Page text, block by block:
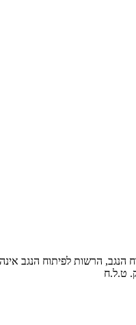
הנגב, הרשות לפיתוח הנגב
ט.ל.ח